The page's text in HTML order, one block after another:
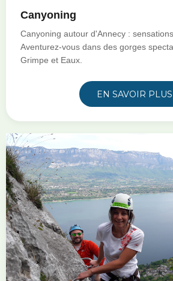
Canyoning
Canyoning autour d'Annecy :
Aventurez-vous dans des gorges
Grimpe et Eaux.
EN SAVOIR PLUS